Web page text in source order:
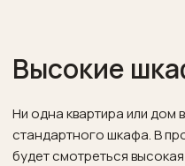
Высокие
Ни одна квартира или дом
стандартного шкафа. В
будет смотреться